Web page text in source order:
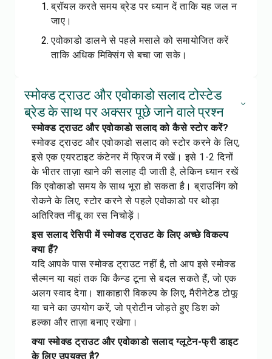
ब्रॉयल करते समय ब्रेड पर ध्यान दें ताकि यह जल न
जाए।
एवोकाडो डालने से पहले मसाले को समायोजित करें
ताकि अधिक मिक्सिंग से बचा जा सके।
स्मोक्ड ट्राउट और एवोकाडो सलाद टोस्टेड
ब्रेड के साथ पर अक्सर पूछे जाने वाले प्रश्न
स्मोक्ड ट्राउट और एवोकाडो सलाद को कैसे स्टोर करें?
स्मोक्ड ट्राउट और एवोकाडो सलाद को स्टोर करने के लिए,
इसे एक एयरटाइट कंटेनर में फ्रिज में रखें। इसे 1-2 दिनों
के भीतर ताज़ा खाने की सलाह दी जाती है, लेकिन ध्यान रखें
कि एवोकाडो समय के साथ भूरा हो सकता है। ब्राउनिंग को
रोकने के लिए, स्टोर करने से पहले एवोकाडो पर थोड़ा
अतिरिक्त नींबू का रस निचोड़ें।
इस सलाद रेसिपी में स्मोक्ड ट्राउट के लिए अच्छे विकल्प
क्या हैं?
यदि आपके पास स्मोक्ड ट्राउट नहीं है, तो आप इसे स्मोक्ड
सैल्मन या यहां तक कि कैन्ड टूना से बदल सकते हैं, जो एक
अलग स्वाद देगा। शाकाहारी विकल्प के लिए, मैरीनेटेड टोफू
या चने का उपयोग करें, जो प्रोटीन जोड़ते हुए डिश को
हल्का और ताज़ा बनाए रखेगा।
क्या स्मोक्ड ट्राउट और एवोकाडो सलाद ग्लूटेन-फ्री डाइट
के लिए उपयुक्त है?